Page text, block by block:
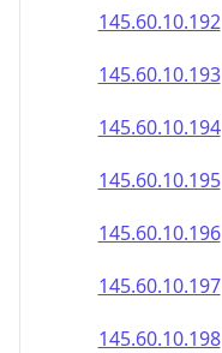
145.60.10.192
145.60.10.193
145.60.10.194
145.60.10.195
145.60.10.196
145.60.10.197
145.60.10.198